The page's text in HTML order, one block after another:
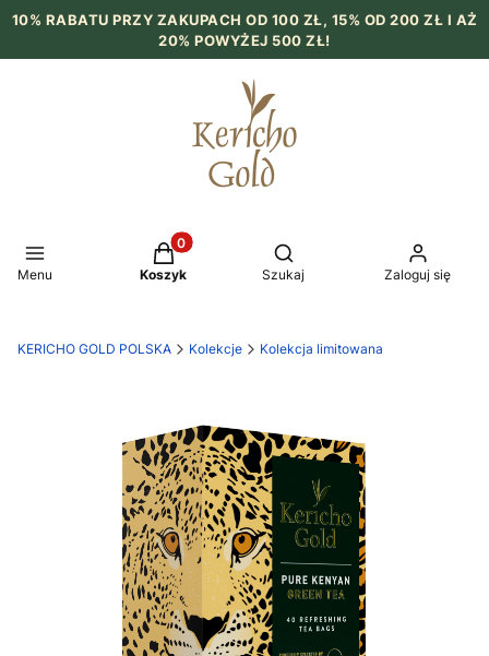
10% RABATU PRZY ZAKUPACH OD 100 ZŁ, 15% OD 200 ZŁ I AŻ
20% POWYŻEJ 500 ZŁ!
Menu
Produkty w koszyku: 0. Zobacz szczegóły
Koszyk
Otwórz wyszukiwarkę
Szukaj Zaloguj się
KERICHO GOLD POLSKA Kolekcje Kolekcja limitowana